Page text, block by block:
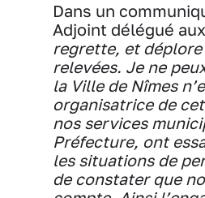
Dans un
Adjoint délégué
regrette, et
relevées. Je ne
la Ville de Nîmes
organisatrice de
nos services
Préfecture, ont
les situations de
de constater que